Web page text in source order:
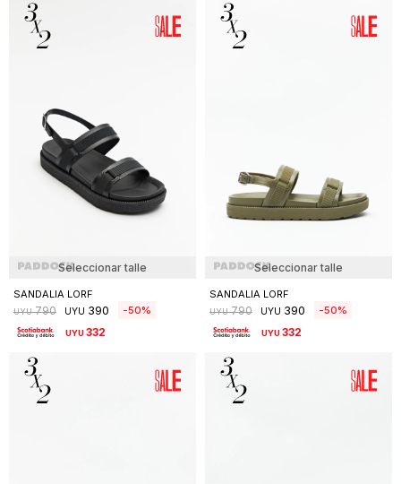
Seleccionar talle
SANDALIA LORF
UYU 790 UYU 390 50
UYU332
Seleccionar talle
SANDALIA LORF
UYU 790 UYU 390 50
UYU332